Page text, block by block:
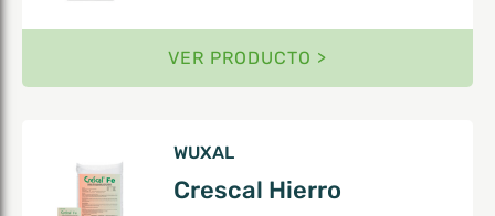
VER PRODUCTO >
WUXAL
Crescal Hierro